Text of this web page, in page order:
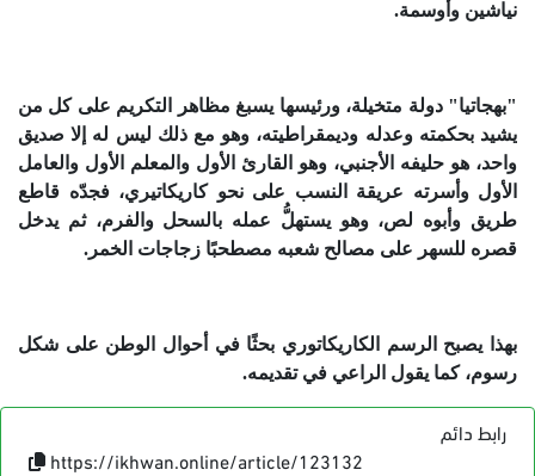
نياشين وأوسمة.
"بهجاتيا" دولة متخيلة، ورئيسها يسبغ مظاهر التكريم على كل من
يشيد بحكمته وعدله وديمقراطيته، وهو مع ذلك ليس له إلا صديق
واحد، هو حليفه الأجنبي، وهو القارئ الأول والمعلم الأول والعامل
الأول وأسرته عريقة النسب على نحو كاريكاتيري، فجدّه قاطع
طريق وأبوه لص، وهو يستهلُّ عمله بالسحل والفرم، ثم يدخل
قصره للسهر على مصالح شعبه مصطحبًا زجاجات الخمر.
بهذا يصبح الرسم الكاريكاتوري بحثًا في أحوال الوطن على شكل
رسوم، كما يقول الراعي في تقديمه.
رابط دائم
https://ikhwan.online/article/123132